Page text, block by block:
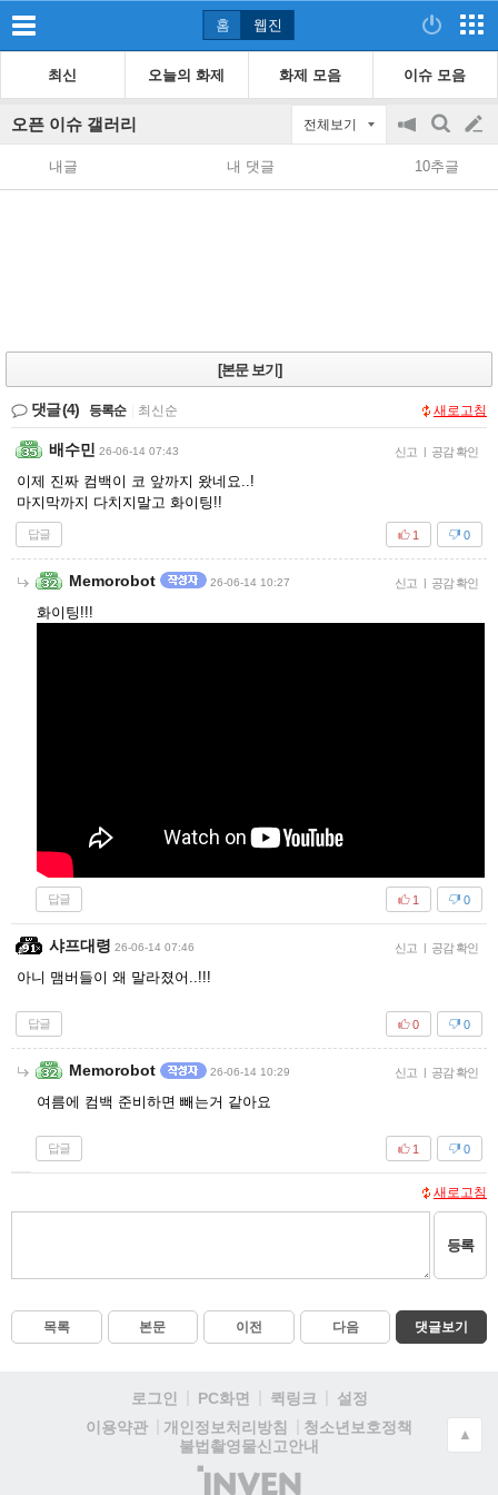
홈 웹진
최신 오늘의 화제 화제 모음 이슈 모음
오픈 이슈 갤러리 전체보기
공
지
on/off
검
색
글
쓰
내글 내 댓글 10추글
[본문 보기]
댓글(4) 등록순 최신순 새로고침
배수민 26-06-14 07:43 신고 | 공감 확인
이제 진짜 컴백이 코 앞까지 왔네요..!
마지막까지 다치지말고 화이팅!!
답글 0
1
Memorobot 26-06-14 10:27 신고 | 공감 확인
화이팅!!!
답글 0
1
샤프대령 26-06-14 07:46 신고 | 공감 확인
아니 맴버들이 왜 말라졌어..!!!
답글 0
0
Memorobot 26-06-14 10:29 신고 | 공감 확인
여름에 컴백 준비하면 빼는거 같아요
답글 0
1
새로고침
등록
목록 본문 이전 다음 댓글보기
로그인 PC화면 퀵링크
설정
이용약관
개인정보처리방침
청소년보호정책
불법촬영물신고안내
(주)
▲